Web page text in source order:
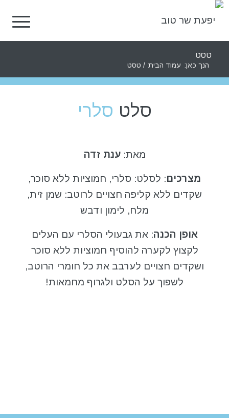
טסט
הנך כאן: עמוד הבית / טסט
סלט סלרי
מאת:ענת זדה
מצרכים: לסלט: סלרי, חמוציות ללא סוכר,
שקדים ללא קליפה חצויים לרוטב: שמן זית,
מלח, לימון ודבש
אופן הכנה: את גבעולי הסלרי עם העלים
לקצוץ לקערה להוסיף חמוציות ללא סוכר
ושקדים חצויים לערבב את כל חומרי הרוטב,
לשפוך על הסלט ולגרוף מחמאות!